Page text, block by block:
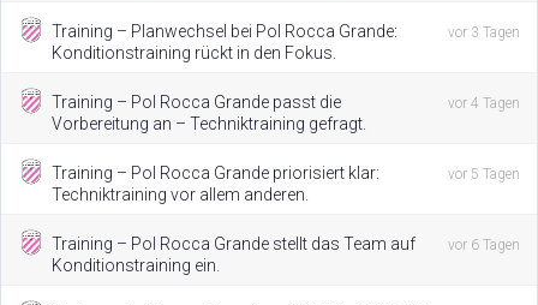
Training – Planwechsel bei Pol Rocca Grande:
Konditionstraining rückt in den Fokus.
vor 3 Tagen
Training – Pol Rocca Grande passt die
Vorbereitung an – Techniktraining gefragt.
vor 4 Tagen
Training – Pol Rocca Grande priorisiert klar:
Techniktraining vor allem anderen.
vor 5 Tagen
Training – Pol Rocca Grande stellt das Team auf
Konditionstraining ein.
vor 6 Tagen